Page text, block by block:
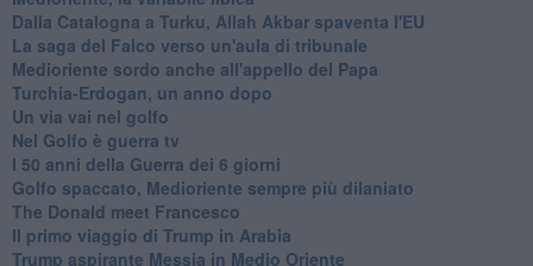
Dalla Catalogna a Turku, Allah Akbar spaventa l'EU
La saga del Falco verso un'aula di tribunale
Medioriente sordo anche all'appello del Papa
Turchia-Erdogan, un anno dopo
Un via vai nel golfo
Nel Golfo è guerra tv
I 50 anni della Guerra dei 6 giorni
Golfo spaccato, Medioriente sempre più dilaniato
The Donald meet Francesco
Il primo viaggio di Trump in Arabia
Trump aspirante Messia in Medio Oriente